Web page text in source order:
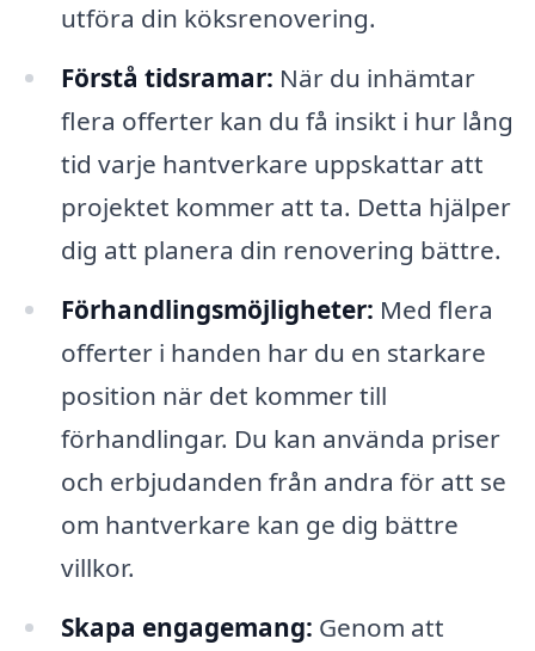
utföra din köksrenovering.
Förstå tidsramar: När du inhämtar
flera offerter kan du få insikt i hur lång
tid varje hantverkare uppskattar att
projektet kommer att ta. Detta hjälper
dig att planera din renovering bättre.
Förhandlingsmöjligheter: Med flera
offerter i handen har du en starkare
position när det kommer till
förhandlingar. Du kan använda priser
och erbjudanden från andra för att se
om hantverkare kan ge dig bättre
villkor.
Skapa engagemang: Genom att